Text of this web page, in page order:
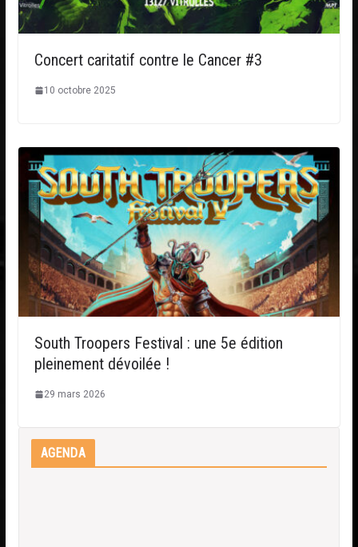
Concert caritatif contre le Cancer #3
10 octobre 2025
South Troopers Festival : une 5e édition
pleinement dévoilée !
29 mars 2026
AGENDA